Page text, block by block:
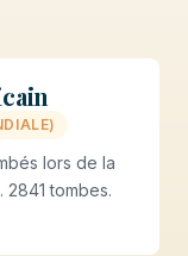
lors de la
2841 tombes.